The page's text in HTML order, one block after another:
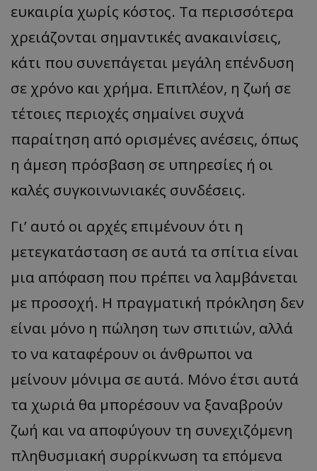
ευκαιρία χωρίς κόστος. Τα περισσότερα
χρειάζονται σημαντικές ανακαινίσεις,
κάτι που συνεπάγεται μεγάλη επένδυση
σε χρόνο και χρήμα. Επιπλέον, η ζωή σε
τέτοιες περιοχές σημαίνει συχνά
παραίτηση από ορισμένες ανέσεις, όπως
η άμεση πρόσβαση σε υπηρεσίες ή οι
καλές συγκοινωνιακές συνδέσεις.
Γι’ αυτό οι αρχές επιμένουν ότι η
μετεγκατάσταση σε αυτά τα σπίτια είναι
μια απόφαση που πρέπει να λαμβάνεται
με προσοχή. Η πραγματική πρόκληση δεν
είναι μόνο η πώληση των σπιτιών, αλλά
το να καταφέρουν οι άνθρωποι να
μείνουν μόνιμα σε αυτά. Μόνο έτσι αυτά
τα χωριά θα μπορέσουν να ξαναβρούν
ζωή και να αποφύγουν τη συνεχιζόμενη
πληθυσμιακή συρρίκνωση τα επόμενα